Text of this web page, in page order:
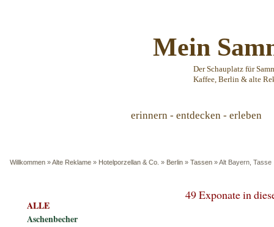
Mein
Der Schauplatz für
Kaffee, Berlin & alte
erinnern - entdecken - erleben
Willkommen »Alte Reklame » Hotelporzellan & Co. » Berlin » Tassen »Alt Bayern, Tasse
49 Exponate in
ALLE
Aschenbecher